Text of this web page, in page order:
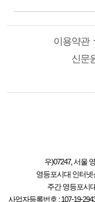
이용약관ㆍ
신문
우)07247, 서울
영등포시대 인터넷
주간 영등포시
사업자등록번호 : 107-19-